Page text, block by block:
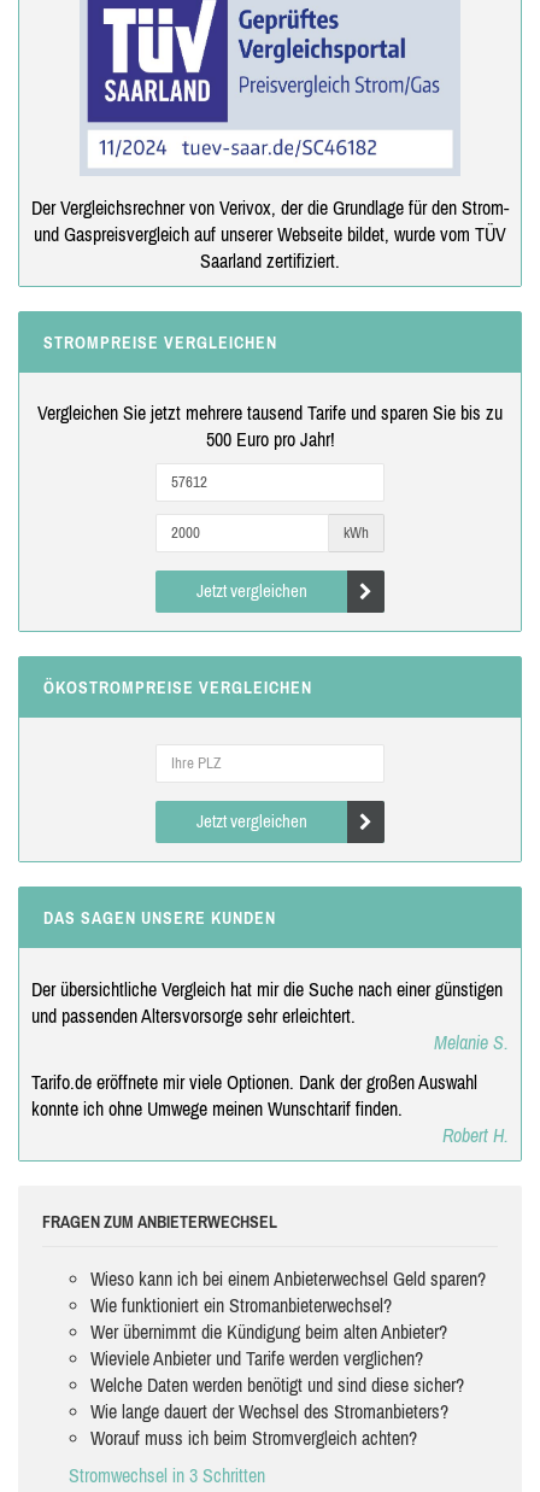
Der Vergleichsrechner von Verivox, der die Grundlage für den Strom-
und Gaspreisvergleich auf unserer Webseite bildet, wurde vom TÜV
Saarland zertifiziert.
STROMPREISE VERGLEICHEN
Vergleichen Sie jetzt mehrere tausend Tarife und sparen Sie bis zu
500 Euro pro Jahr!
kWh
Jetzt vergleichen
ÖKOSTROMPREISE VERGLEICHEN
Jetzt vergleichen
DAS SAGEN UNSERE KUNDEN
Der übersichtliche Vergleich hat mir die Suche nach einer günstigen
und passenden Altersvorsorge sehr erleichtert.
Melanie S.
Tarifo.de eröffnete mir viele Optionen. Dank der großen Auswahl
konnte ich ohne Umwege meinen Wunschtarif finden.
Robert H.
FRAGEN ZUM ANBIETERWECHSEL
Wieso kann ich bei einem Anbieterwechsel Geld sparen?
Wie funktioniert ein Stromanbieterwechsel?
Wer übernimmt die Kündigung beim alten Anbieter?
Wieviele Anbieter und Tarife werden verglichen?
Welche Daten werden benötigt und sind diese sicher?
Wie lange dauert der Wechsel des Stromanbieters?
Worauf muss ich beim Stromvergleich achten?
Stromwechsel in 3 Schritten